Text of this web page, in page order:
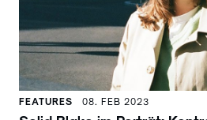
FEATURES 08. FEB 2023